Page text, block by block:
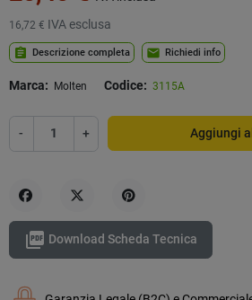
16,72 € IVA esclusa
assignment Descrizione completa mail Richiedi info
Marca: Molten Codice: 3115A
- + Aggiungi
 Download Scheda Tecnica